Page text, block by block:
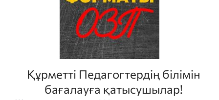
Құрметті Педагогтердің білімін
бағалауға қатысушылар!